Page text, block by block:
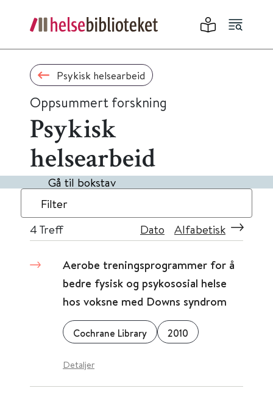
Psykisk helsearbeid
Oppsummert forskning
Psykisk
helsearbeid
Gå til bokstav
Filter
4 Treff Dato Alfabetisk
Aerobe treningsprogrammer for å
bedre fysisk og psykososial helse
hos voksne med Downs syndrom
Cochrane Library 2010
Detaljer